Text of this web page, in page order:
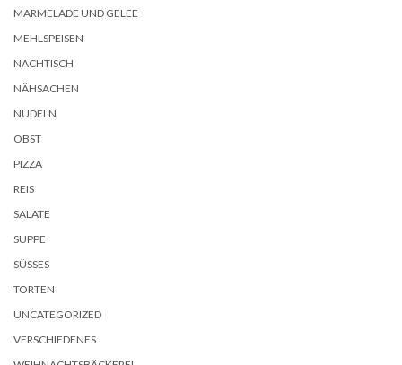
MARMELADE UND GELEE
MEHLSPEISEN
NACHTISCH
NÄHSACHEN
NUDELN
OBST
PIZZA
REIS
SALATE
SUPPE
SÜSSES
TORTEN
UNCATEGORIZED
VERSCHIEDENES